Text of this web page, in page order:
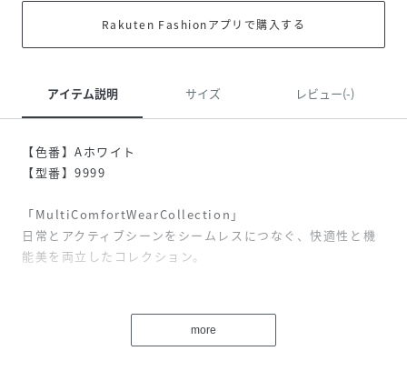
Rakuten Fashionアプリで購入する
アイテム説明 サイズ レビュー(-)
【色番】Aホワイト
【型番】9999
「MultiComfortWearCollection」
日常とアクティブシーンをシームレスにつなぐ、快適性と機
能美を両立したコレクション。
かな生地を使用。なめらかな肌当たりと優れたストレッチ性
で、動きやすく快適な着心地です。シワになりにくく、お手
more